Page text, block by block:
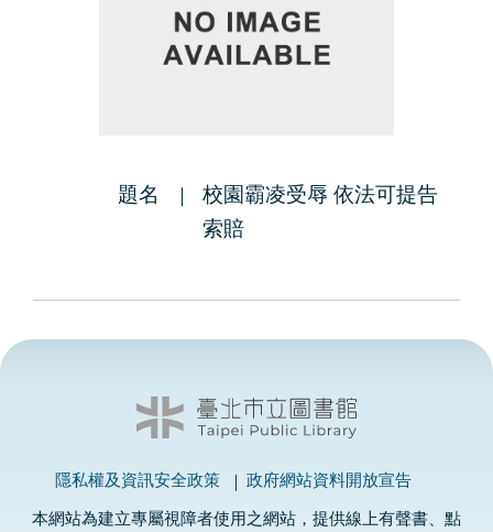
題名
校園霸凌受辱 依法可提告
索賠
隱私權及資訊安全政策 政府網站資料開放宣告
本網站為建立專屬視障者使用之網站，提供線上有聲書、點